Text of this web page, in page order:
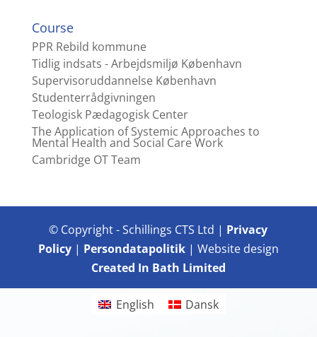
Course
PPR Rebild kommune
Tidlig indsats - Arbejdsmiljø København
Supervisoruddannelse København
Studenterrådgivningen
Teologisk Pædagogisk Center
The Application of Systemic Approaches to
Mental Health and Social Care Work
Cambridge OT Team
© Copyright - Schillings CTS Ltd | Privacy
Policy| Persondatapolitik| Website design
Created In Bath Limited
English Dansk